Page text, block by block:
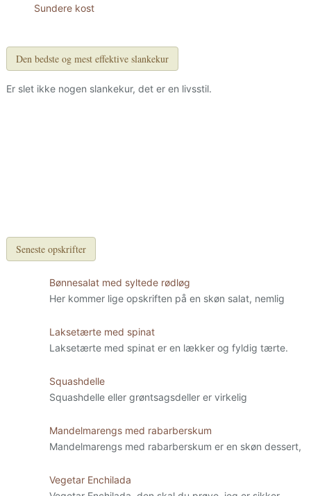
Sundere kost
Den bedste og mest effektive slankekur
Er slet ikke nogen slankekur, det er en livsstil.
Seneste opskrifter
Bønnesalat med syltede rødløg
Her kommer lige opskriften på en skøn salat, nemlig
Laksetærte med spinat
Laksetærte med spinat er en lækker og fyldig tærte.
Squashdelle
Squashdelle eller grøntsagsdeller er virkelig
Mandelmarengs med rabarberskum
Mandelmarengs med rabarberskum er en skøn dessert,
Vegetar Enchilada